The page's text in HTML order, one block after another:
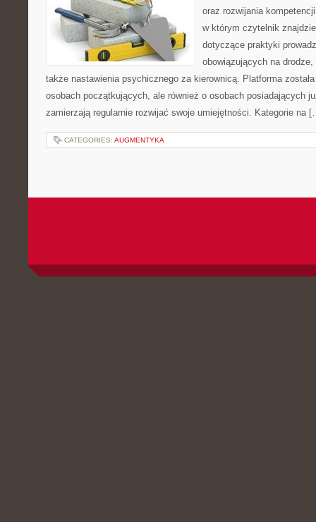
oraz rozwijania
w którym czytelnik
dotyczące praktyki
obowiązujących na
także nastawienia psychicznego za kierownicą. Platforma
osobach początkujących, ale również o osobach posiadających
zamierzają regularnie rozwijać swoje umiejętności. Kategorie na
CATEGORIES: AUGMENTYKA